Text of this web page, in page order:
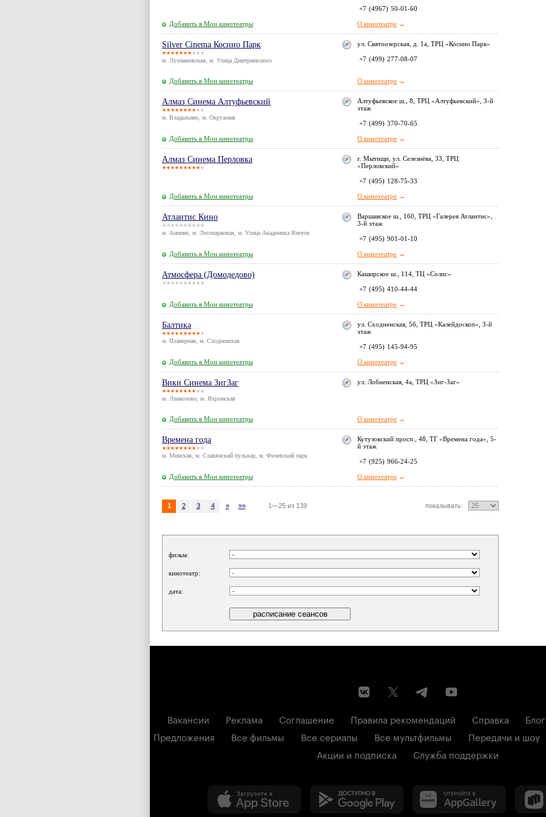
+7 (4967) 50-01-60
Добавить в Мои кинотеатры О кинотеатре →
Silver Cinema Косино Парк
м. Лухмановская, м. Улица Дмитриевского
ул. Святоозерская, д. 1а, ТРЦ «Косино Парк»
+7 (499) 277-08-07
Добавить в Мои кинотеатры О кинотеатре →
Алмаз Синема Алтуфьевский
м. Владыкино, м. Окружная
Алтуфьевское ш., 8, ТРЦ «Алтуфьевский», 3-й
этаж
+7 (499) 370-70-65
Добавить в Мои кинотеатры О кинотеатре →
Алмаз Синема Перловка
г. Мытищи, ул. Селезнёва, 33, ТРЦ
«Перловский»
+7 (495) 128-75-33
Добавить в Мои кинотеатры О кинотеатре →
Атлантис Кино
м. Аннино, м. Лесопарковая, м. Улица Академика Янгеля
Варшавское ш., 160, ТРЦ «Галерея Атлантис»,
3-й этаж
+7 (495) 901-01-10
Добавить в Мои кинотеатры О кинотеатре →
Атмосфера (Домодедово) Каширское ш., 114, ТЦ «Солис»
+7 (495) 410-44-44
Добавить в Мои кинотеатры О кинотеатре →
Балтика
м. Планерная, м. Сходненская
ул. Сходненская, 56, ТРЦ «Калейдоскоп», 3-й
этаж
+7 (495) 145-94-95
Добавить в Мои кинотеатры О кинотеатре →
Вики Синема ЗигЗаг
м. Лианозово, м. Яхромская
ул. Лобненская, 4а, ТРЦ «Зиг-Заг»
Добавить в Мои кинотеатры О кинотеатре →
Времена года
м. Минская, м. Славянский бульвар, м. Филевский парк
Кутузовский просп., 48, ТГ «Времена года», 5-
й этаж
+7 (925) 966-24-25
Добавить в Мои кинотеатры О кинотеатре →
показывать:
1 2 3 4 » »» 1—25 из 139
фильм:
кинотеатр:
дата:
Вакансии Реклама Соглашение Правила рекомендаций Справка Блог
Предложения
Все фильмы Все сериалы Все мультфильмы Передачи и шоу
Акции и подписка
Служба поддержки